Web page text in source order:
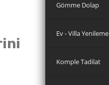
Gömme Dolap
Ev - Villa Yenileme
Komple Tadilat